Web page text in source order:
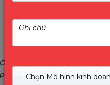
Giới thiệu thương hiệu IMOU
phối sản phẩm IMOU tại Việt
-- Chọn Mô hình kinh